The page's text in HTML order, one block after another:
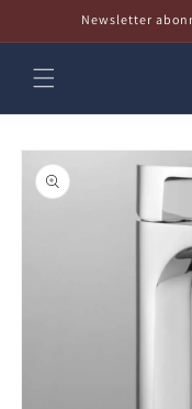
Inhalt
Newsletter